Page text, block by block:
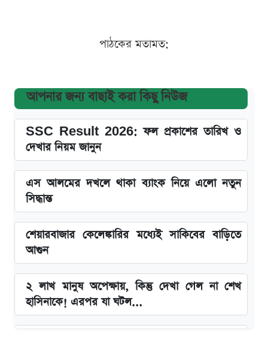
পাঠকের মতামত:
আপনার জন্য বাছাই করা কিছু নিউজ
SSC Result 2026: ফল প্রকাশের তারিখ ও
দেখার নিয়ম জানুন
এস আলমের দখলে থাকা ব্যাংক নিয়ে এলো নতুন
সিদ্ধান্ত
শেয়ারবাজার কেলেঙ্কারির মধ্যেই সাকিবের বাড়িতে
আগুন
২ লাখ মানুষ অপেক্ষায়, কিন্তু দেখা গেল না শেখ
হাসিনাকে! এরপর যা ঘটল...